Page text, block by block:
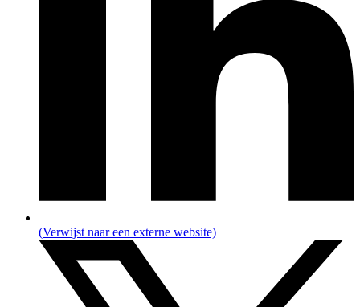
(Verwijst naar een externe website)